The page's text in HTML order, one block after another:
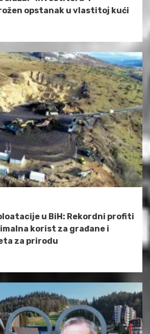
opstanak u vlastitoj kući
u BiH: Rekordni profiti
korist za građane i
za prirodu